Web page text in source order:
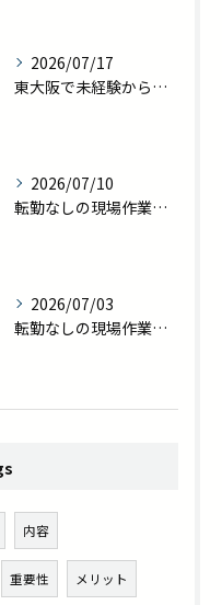
2026/07/17
東大阪で未経験から職人へ｜転勤なしの現場作業員で一生モノの技術を
2026/07/10
転勤なしの現場作業員求人｜東大阪で家族との時間を守る新しい働き方
2026/07/03
転勤なしの現場作業員求人を探している方へ｜プライベート充実の新しい働き方
内容
重要性 メリット